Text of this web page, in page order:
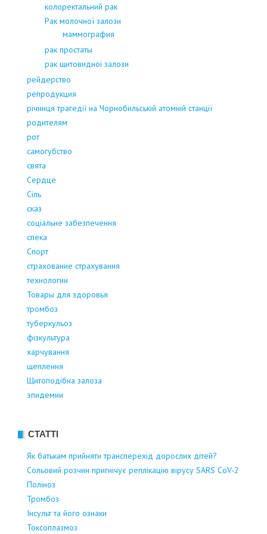
колоректальний рак
Рак молочної залози
маммография
рак простаты
рак щитовидноі залози
рейдерство
репродукция
річниця трагедії на Чорнобильській атомній станції
родителям
рот
самогубство
свята
Сердце
Сіль
сказ
соціальне забезпечення
спека
Спорт
страхование страхування
технологии
Товары для здоровья
тромбоз
туберкульоз
фізкультура
харчування
щеплення
Щитоподібна залоза
эпидемии
СТАТТІ
Як батькам прийняти трансперехід дорослих дітей?
Сольовий розчин пригнічує реплікацію вірусу SARS CoV-2
Поліноз
Тромбоз
Інсульт та його ознаки
Токсоплазмоз